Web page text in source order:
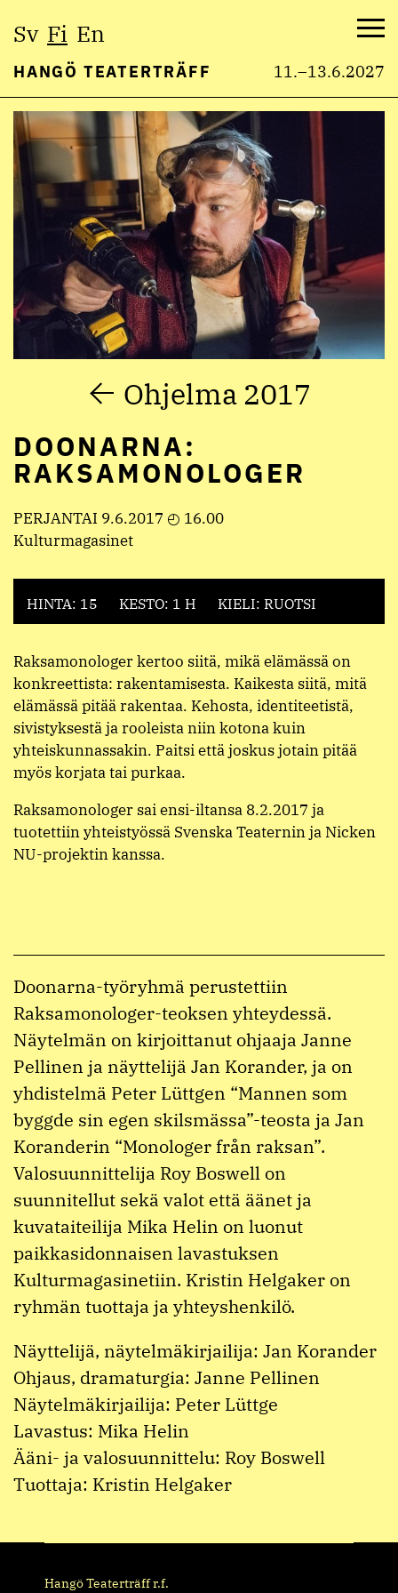
Hyppää
sisältöön
Sv Fi En
HANGÖ TEATERTRÄFF 11.–13.6.2027
Ohjelma 2017
DOONARNA:
RAKSAMONOLOGER
PERJANTAI 9.6.2017 ◴ 16.00
Kulturmagasinet
HINTA: 15 KESTO: 1 H KIELI: RUOTSI
Raksamonologer kertoo siitä, mikä elämässä on
konkreettista: rakentamisesta. Kaikesta siitä, mitä
elämässä pitää rakentaa. Kehosta, identiteetistä,
sivistyksestä ja rooleista niin kotona kuin
yhteiskunnassakin. Paitsi että joskus jotain pitää
myös korjata tai purkaa.
Raksamonologer sai ensi-iltansa 8.2.2017 ja
tuotettiin yhteistyössä Svenska Teaternin ja Nicken
NU-projektin kanssa.
Doonarna-työryhmä perustettiin
Raksamonologer-teoksen yhteydessä.
Näytelmän on kirjoittanut ohjaaja Janne
Pellinen ja näyttelijä Jan Korander, ja on
yhdistelmä Peter Lüttgen “Mannen som
byggde sin egen skilsmässa”-teosta ja Jan
Koranderin “Monologer från raksan”.
Valosuunnittelija Roy Boswell on
suunnitellut sekä valot että äänet ja
kuvataiteilija Mika Helin on luonut
paikkasidonnaisen lavastuksen
Kulturmagasinetiin. Kristin Helgaker on
ryhmän tuottaja ja yhteyshenkilö.
Näyttelijä, näytelmäkirjailija: Jan Korander
Ohjaus, dramaturgia: Janne Pellinen
Näytelmäkirjailija: Peter Lüttge
Lavastus: Mika Helin
Ääni- ja valosuunnittelu: Roy Boswell
Tuottaja: Kristin Helgaker
Hangö Teaterträff r.f.